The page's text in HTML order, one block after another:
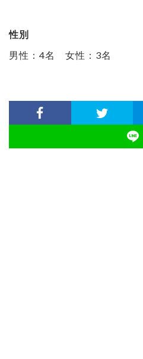
性別
男性：4名 女性：3名